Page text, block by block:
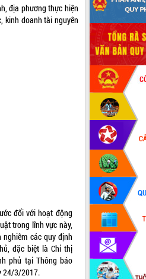
địa phương thực hiện
kinh doanh tài nguyên
đối với hoạt động
trong lĩnh vực này,
các quy định
đặc biệt là Chỉ thị
phủ tại Thông báo
24/3/2017.